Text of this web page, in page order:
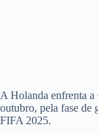
A Holanda enfrenta
outubro, pela fase de
FIFA 2025.